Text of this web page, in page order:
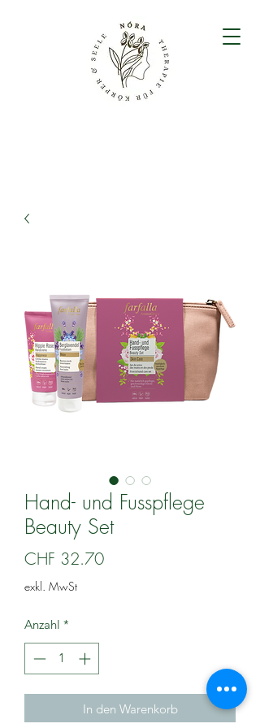
Hand- und Fusspflege
Beauty Set
CHF 32.70Preis
exkl. MwSt
Anzahl *
In den Warenkorb